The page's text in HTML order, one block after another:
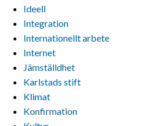
Ideell
Integration
Internationellt arbete
Internet
Jämställdhet
Karlstads stift
Klimat
Konfirmation